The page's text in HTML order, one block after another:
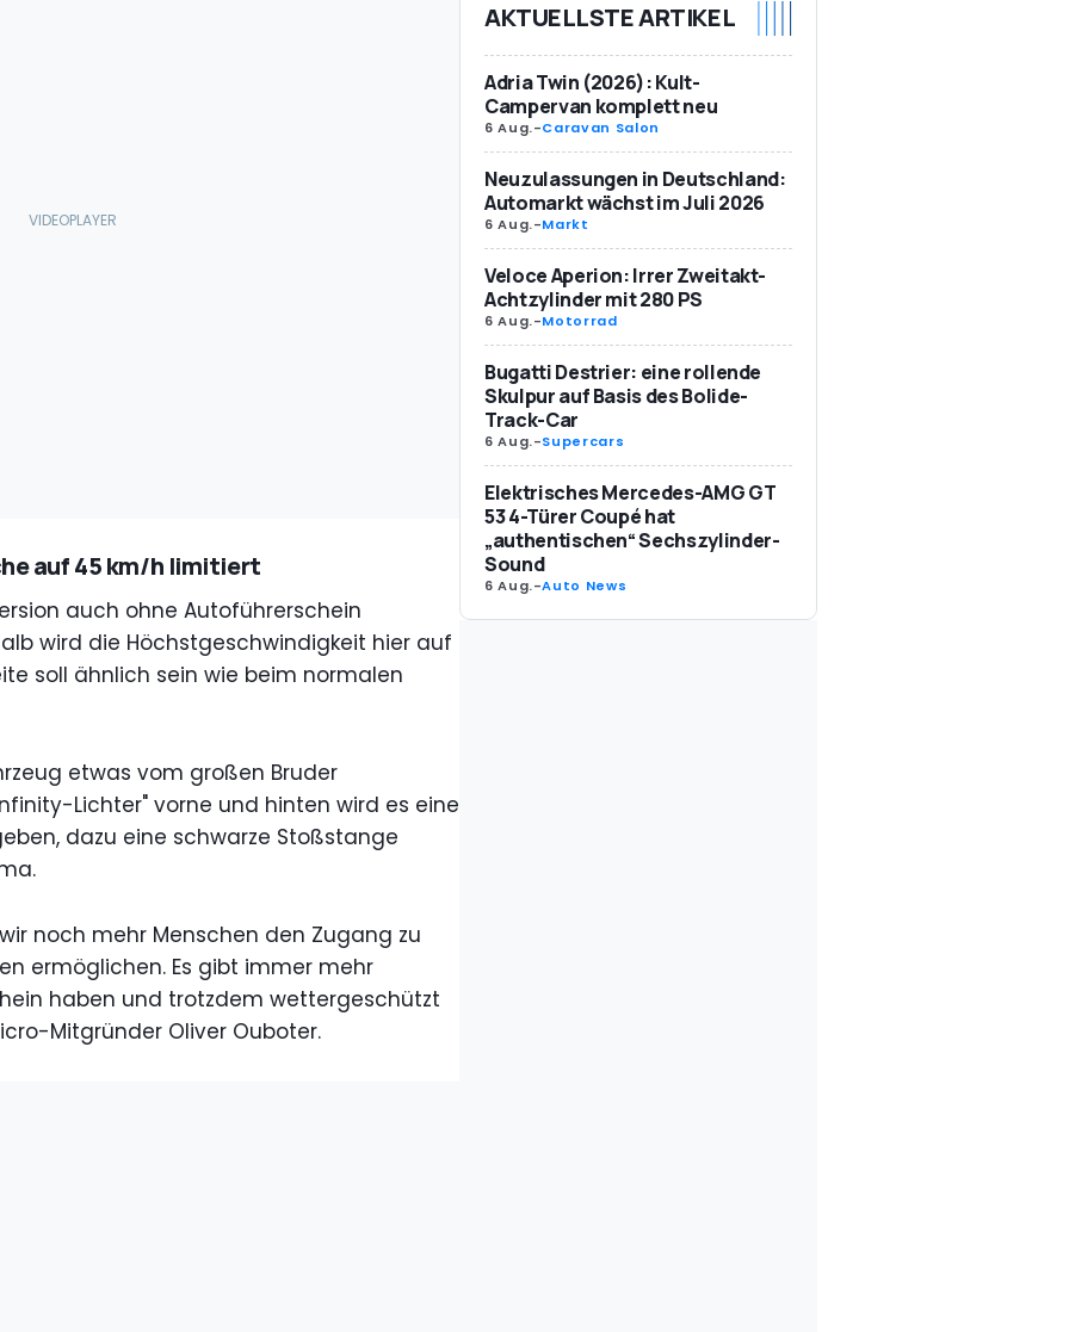
auf 45 km/h limitiert
auch ohne Autoführerschein
wird die Höchstgeschwindigkeit hier auf
soll ähnlich sein wie beim normalen
etwas vom großen Bruder
Lichter" vorne und hinten wird es eine
dazu eine schwarze Stoßstange
noch mehr Menschen den Zugang zu
ermöglichen. Es gibt immer mehr
haben und trotzdem wettergeschützt
Mitgründer Oliver Ouboter.
AKTUELLSTE ARTIKEL
Adria Twin (2026): Kult-
Campervan komplett neu
6 Aug.-Caravan Salon
Neuzulassungen in Deutschland:
Automarkt wächst im Juli 2026
6 Aug.-Markt
Veloce Aperion: Irrer Zweitakt-
Achtzylinder mit 280 PS
6 Aug.-Motorrad
Bugatti Destrier: eine rollende
Skulpur auf Basis des Bolide-
Track-Car
6 Aug.-Supercars
Elektrisches Mercedes-AMG GT
53 4-Türer Coupé hat
„authentischen“ Sechszylinder-
Sound
6 Aug.-Auto News